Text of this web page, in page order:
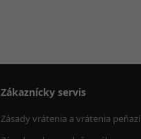
Zákaznícky servis
Zásady vrátenia a vrátenia peňazí